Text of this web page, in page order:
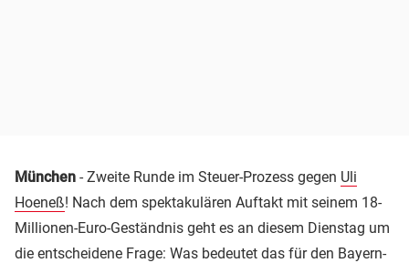
München - Zweite Runde im Steuer-Prozess gegen Uli
Hoeneß! Nach dem spektakulären Auftakt mit seinem 18-
Millionen-Euro-Geständnis geht es an diesem Dienstag um
die entscheidene Frage: Was bedeutet das für den Bayern-